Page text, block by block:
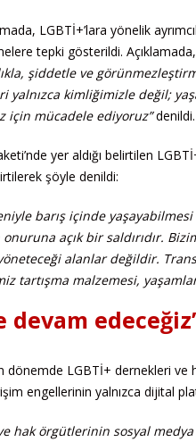
LGBTİ+’lara yönelik
tepki gösterildi. Açıklamada,
şiddetle ve
kimliğimizle değil;
için mücadele ediyoruz”denildi.
yer aldığı belirtilen
şöyle denildi:
barış içinde
onuruna açık bir saldırıdır.
alanlar değildir.
tartışma malzemesi,
devam
dönemde LGBTİ+ dernekleri
engellerinin yalnızca dijital
hak örgütlerinin sosyal